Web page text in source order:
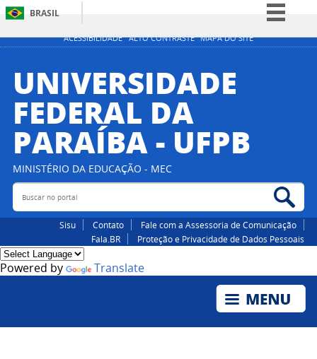
ACESSIBILIDADE ALTO CONTRASTE MAPA DO SITE
BRASIL
Simplifique!
Participe
Acesso à informação
Canais
UNIVERSIDADE
FEDERAL DA
PARAÍBA - UFPB
MINISTÉRIO DA EDUCAÇÃO - MEC
Buscar no portal
Sisu Contato
Fale com a Assessoria de Comunicação
Fala.BR
Proteção e Privacidade de Dados Pessoais
Powered by Translate